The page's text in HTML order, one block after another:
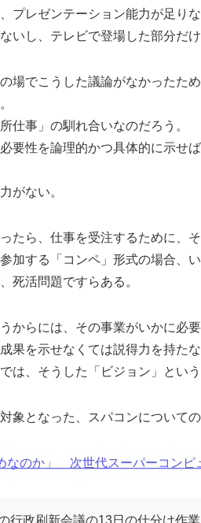
レゼンテーション能力が足り
いし、テレビで登場した部分だけ
場でこうした議論がなかったた
仕事」の馴れ合いなのだろう。
要性を論理的かつ具体的に示せ
がない。
たら、仕事を受注するために、
加する「コンペ」形式の場合、
死活問題ですらある。
からには、その事業がいかに
果を示せなくては説得力を持たな
は、そうした「ビジョン」とい
象となった、スパコンについての
なのか」 次世代スーパーコン
行政刷新会議の13日の仕分け作